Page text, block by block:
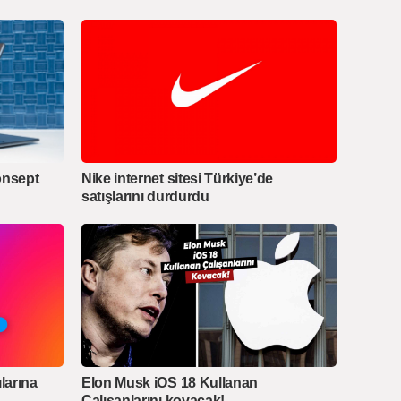
Nike internet sitesi Türkiye’de
satışlarını durdurdu
Elon Musk iOS 18 Kullanan